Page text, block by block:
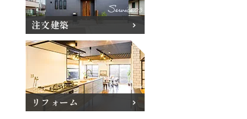
注文建築
リフォーム